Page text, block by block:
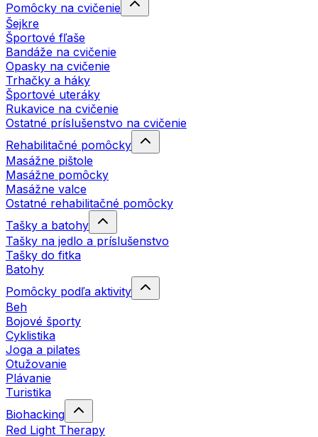
Pomôcky na cvičenie
Šejkre
Športové fľaše
Bandáže na cvičenie
Opasky na cvičenie
Trhačky a háky
Športové uteráky
Rukavice na cvičenie
Ostatné príslušenstvo na cvičenie
Rehabilitačné pomôcky
Masážne pištole
Masážne pomôcky
Masážne valce
Ostatné rehabilitačné pomôcky
Tašky a batohy
Tašky na jedlo a príslušenstvo
Tašky do fitka
Batohy
Pomôcky podľa aktivity
Beh
Bojové športy
Cyklistika
Joga a pilates
Otužovanie
Plávanie
Turistika
Biohacking
Red Light Therapy